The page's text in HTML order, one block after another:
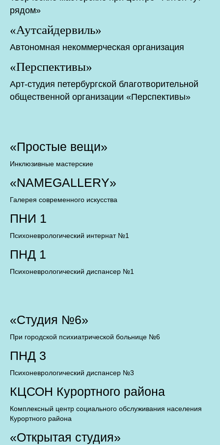
рядом»
«Аутсайдервиль»
Автономная некоммерческая организация
«Перспективы»
Арт-студия петербургской благотворительной
общественной организации «Перспективы»
«Простые вещи»
Инклюзивные мастерские
«NAMEGALLERY»
Галерея современного искусства
ПНИ 1
Психоневрологический интернат №1
ПНД 1
Психоневрологический диспансер №1
«Студия №6»
При городской психиатрической больнице №6
ПНД 3
Психоневрологический диспансер №3
КЦСОН Курортного района
Комплексный центр социального обслуживания населения
Курортного района
«Открытая студия»